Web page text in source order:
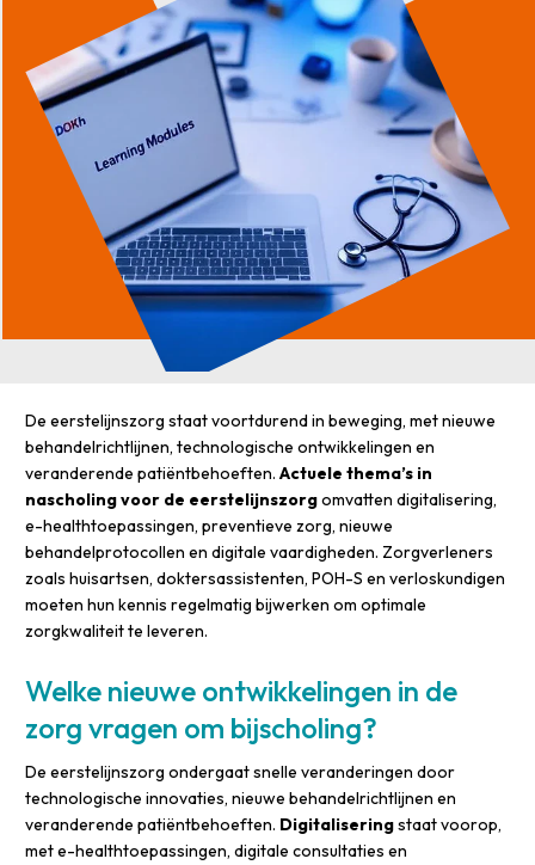
De eerstelijnszorg staat voortdurend in beweging, met nieuwe
behandelrichtlijnen, technologische ontwikkelingen en
veranderende patiëntbehoeften.Actuele thema’s in
nascholing voor de eerstelijnszorgomvatten digitalisering,
e-healthtoepassingen, preventieve zorg, nieuwe
behandelprotocollen en digitale vaardigheden. Zorgverleners
zoals huisartsen, doktersassistenten, POH-S en verloskundigen
moeten hun kennis regelmatig bijwerken om optimale
zorgkwaliteit te leveren.
Welke nieuwe ontwikkelingen in de
zorg vragen om bijscholing?
De eerstelijnszorg ondergaat snelle veranderingen door
technologische innovaties, nieuwe behandelrichtlijnen en
veranderende patiëntbehoeften. Digitaliseringstaat voorop,
met e-healthtoepassingen, digitale consultaties en